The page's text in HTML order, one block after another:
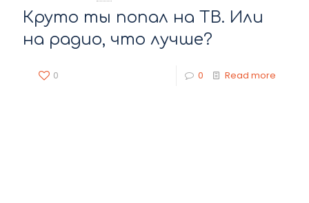
Круто ты попал на ТВ. Или
на радио, что лучше?
0 0 Read more